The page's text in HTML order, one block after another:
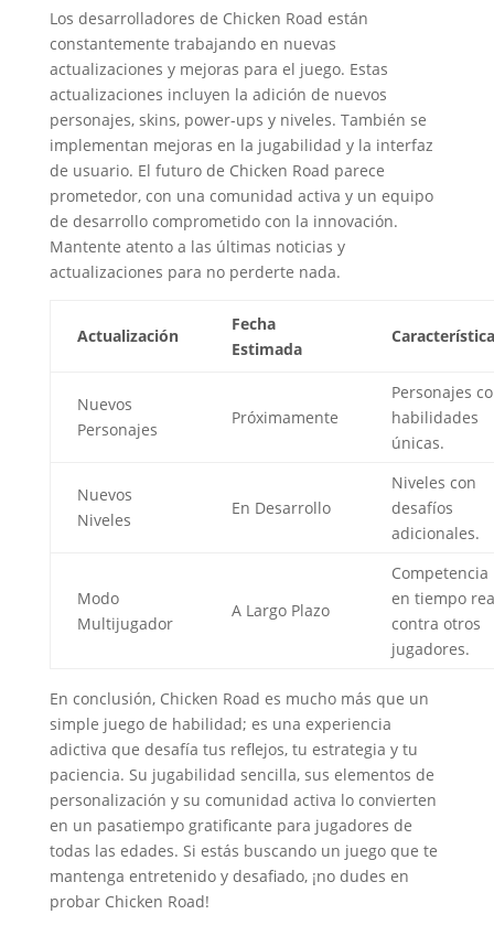
Los desarrolladores de Chicken Road están
constantemente trabajando en nuevas
actualizaciones y mejoras para el juego. Estas
actualizaciones incluyen la adición de nuevos
personajes, skins, power-ups y niveles. También se
implementan mejoras en la jugabilidad y la interfaz
de usuario. El futuro de Chicken Road parece
prometedor, con una comunidad activa y un equipo
de desarrollo comprometido con la innovación.
Mantente atento a las últimas noticias y
actualizaciones para no perderte nada.
Actualización
Fecha
Estimada
Nuevos
Personajes
Próximamente
Personajes
habilidades
únicas.
Nuevos
Niveles
En Desarrollo
Niveles con
desafíos
adicionales.
Modo
Multijugador
A Largo Plazo
Competencia
en tiempo
contra otros
jugadores.
En conclusión, Chicken Road es mucho más que un
simple juego de habilidad; es una experiencia
adictiva que desafía tus reflejos, tu estrategia y tu
paciencia. Su jugabilidad sencilla, sus elementos de
personalización y su comunidad activa lo convierten
en un pasatiempo gratificante para jugadores de
todas las edades. Si estás buscando un juego que te
mantenga entretenido y desafiado, ¡no dudes en
probar Chicken Road!